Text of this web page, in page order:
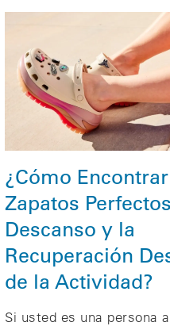
¿Cómo
Zapatos
Descanso y la
Recuperación
de la Actividad?
Si usted es una persona